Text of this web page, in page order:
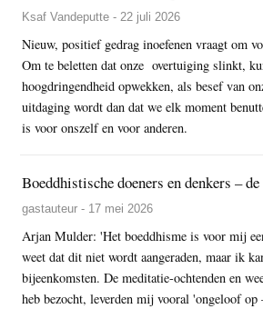
Ksaf Vandeputte - 22 juli 2026
Nieuw, positief gedrag inoefenen vraagt om
Om te beletten dat onze overtuiging slinkt,
hoogdringendheid opwekken, als besef van
uitdaging wordt dan dat we elk moment
is voor onszelf en voor anderen.
Boeddhistische doeners en denkers –
gastauteur - 17 mei 2026
Arjan Mulder: 'Het boeddhisme is voor mij
weet dat dit niet wordt aangeraden, maar ik
bijeenkomsten. De meditatie-ochtenden en
heb bezocht, leverden mij vooral 'ongeloof op